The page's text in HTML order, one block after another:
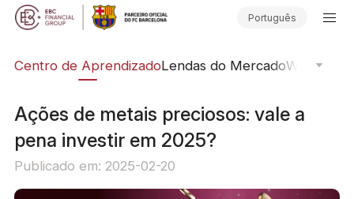
Português
Centro de AprendizadoLendas do MercadoWebinars
Ações de metais preciosos: vale a
pena investir em 2025?
Publicado em: 2025-02-20